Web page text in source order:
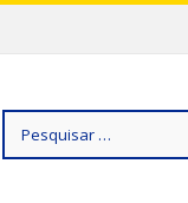
Pesquisar